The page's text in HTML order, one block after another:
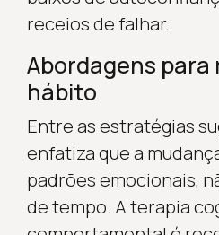
receios de falhar.
Abordagens para
hábito
Entre as estratégias
enfatiza que a
padrões emocionais,
de tempo. A terapia